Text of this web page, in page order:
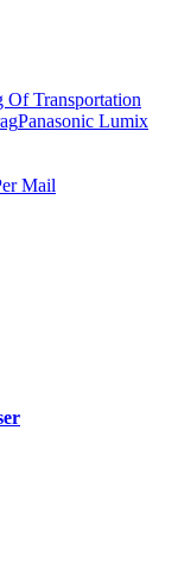
OfTransportation
Panasonic Lumix
Mail